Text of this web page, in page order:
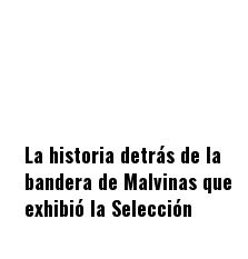
La historia detrás de la
bandera de Malvinas que
exhibió la Selección